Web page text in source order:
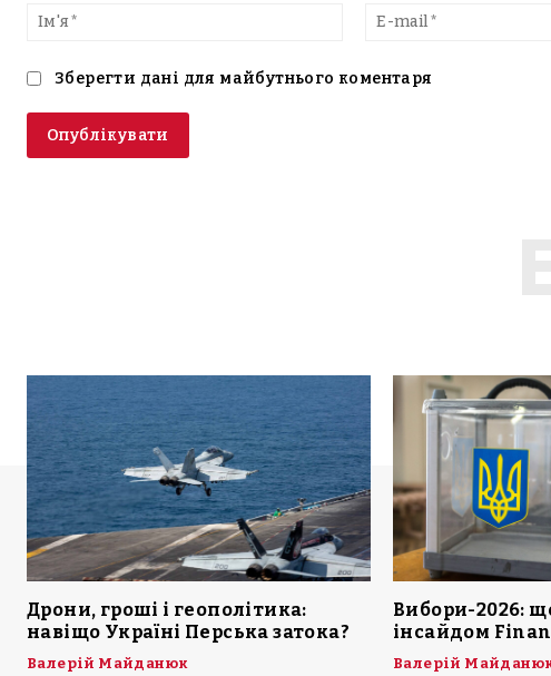
текст
Ім'я*
Зберегти дані для майбутнього коментаря
Дрони, гроші і геополітика:
навіщо Україні Перська затока?
Валерій Майданюк
Вибори-2026:
інсайдом
Валерій